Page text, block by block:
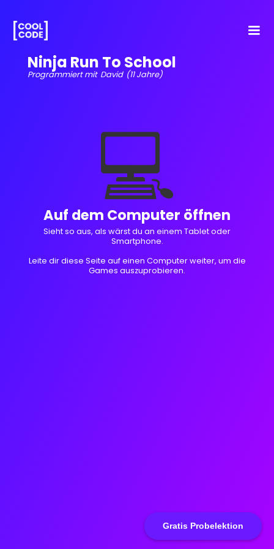
Gratis Probelektion
Ninja Run To School
Programmiert mit David (11 Jahre)
💻
Auf dem Computer öffnen
Sieht so aus, als wärst du an einem Tablet oder
Smartphone.
Leite dir diese Seite auf einen Computer weiter, um die
Games auszuprobieren.